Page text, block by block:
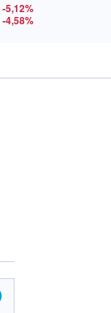
-5,12%
-4,58%